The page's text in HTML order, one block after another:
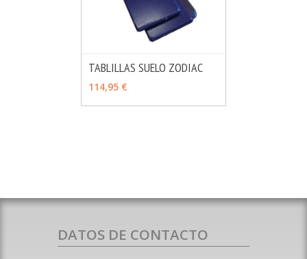
TABLILLAS SUELO ZODIAC
114,95 €
DATOS DE CONTACTO